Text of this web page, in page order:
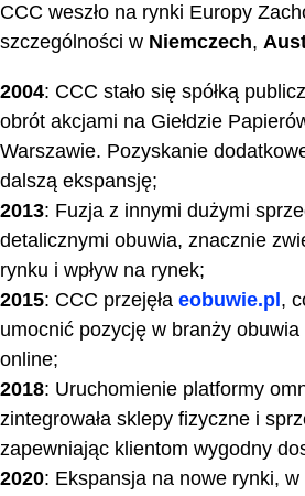
CCC weszło na rynki Europy
szczególności w Niemczech,
2004: CCC stało się spółką
obrót akcjami na Giełdzie
Warszawie. Pozyskanie
dalszą ekspansję;
2013: Fuzja z innymi dużymi
detalicznymi obuwia, znacznie
rynku i wpływ na rynek;
2015: CCC przejęła eobuwie.pl ,
umocnić pozycję w branży
online;
2018: Uruchomienie platformy
zintegrowała sklepy fizyczne i
zapewniając klientom wygodny
2020: Ekspansja na nowe rynki,